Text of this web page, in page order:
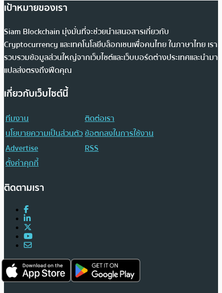
เป้าหมายของเรา
Siam Blockchain มุ่งมั่นที่จะช่วยนำเสนอสารเกี่ยวกับ
Cryptocurrency และเทคโนโลยีบล็อกเชนเพื่อคนไทย ในภาษาไทย เรา
รวบรวมข้อมูลส่วนใหญ่จากเว็บไซต์และเว็บบอร์ดต่างประเทศและนำมา
แปลส่งตรงถึงฟีดคุณ
เกี่ยวกับเว็บไซต์นี้
ทีมงาน
ติดต่อเรา
นโยบายความเป็นส่วนตัวข้อตกลงในการใช้งาน
Advertise
RSS
ตั้งค่าคุกกี้
ติดตามเรา